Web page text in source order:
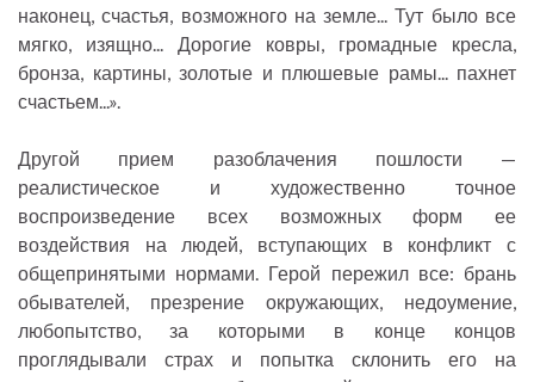
наконец, счастья, возможного на земле... Тут было все
мягко, изящно... Дорогие ковры, громадные кресла,
бронза, картины, золотые и плюшевые рамы... пахнет
счастьем...».
Другой прием разоблачения пошлости —
реалистическое и художественно точное
воспроизведение всех возможных форм ее
воздействия на людей, вступающих в конфликт с
общепринятыми нормами. Герой пережил все: брань
обывателей, презрение окружающих, недоумение,
любопытство, за которыми в конце концов
проглядывали страх и попытка склонить его на